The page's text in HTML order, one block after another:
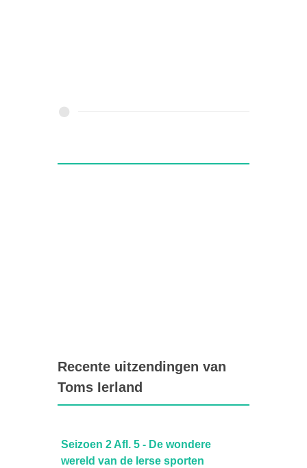
Recente uitzendingen van
Toms Ierland
Seizoen 2 Afl. 5 - De wondere
wereld van de Ierse sporten